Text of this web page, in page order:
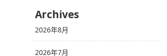
Archives
2026年8月
2026年7月